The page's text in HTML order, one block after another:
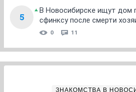
5
В Новосибирске ищут дом
сфинксу после смерти
0 11
ЗНАКОМСТВА В